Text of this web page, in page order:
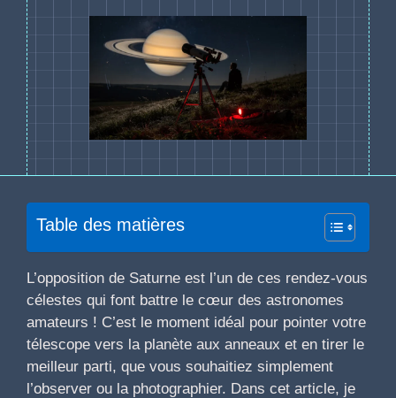
Table des matières
L’opposition de Saturne est l’un de ces rendez-vous
célestes qui font battre le cœur des astronomes
amateurs ! C’est le moment idéal pour pointer votre
télescope vers la planète aux anneaux et en tirer le
meilleur parti, que vous souhaitiez simplement
l’observer ou la photographier. Dans cet article, je